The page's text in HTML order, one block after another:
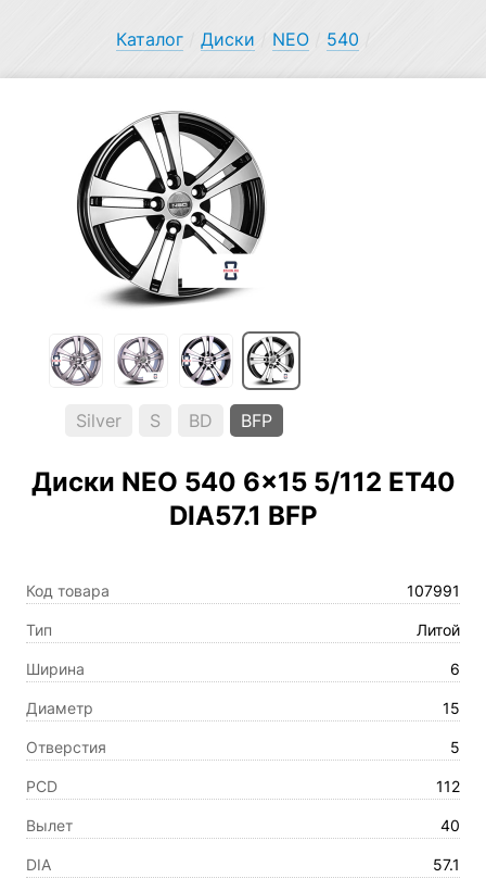
Каталог/ Диски NEO/ 540
Silver S BD BFP
Диски NEO 540 6×15 5/112 ET40
DIA57.1 BFP
Код товара 107991
Тип Литой
Ширина 6
Диаметр 15
Отверстия 5
PCD 112
Вылет 40
DIA 57.1